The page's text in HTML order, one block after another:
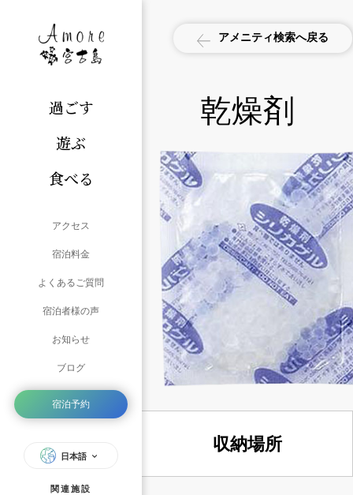
過ごす
遊ぶ
食べる
アクセス
宿泊料金
よくあるご質問
宿泊者様の声
お知らせ
ブログ
宿泊予約
日本語
関連施設
アメニティ検索へ戻る
乾燥剤
収納場所